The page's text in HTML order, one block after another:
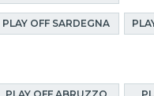
PLAY OFF SARDEGNA